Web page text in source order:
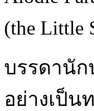
(the Little
บรรดานั
อย่างเป็น